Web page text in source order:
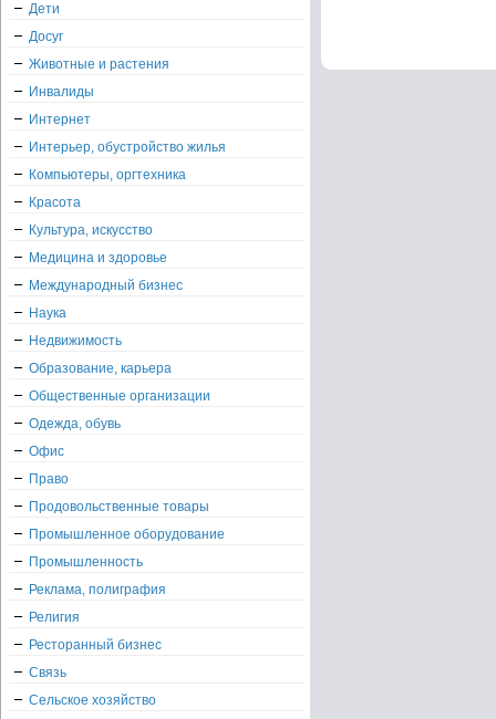
Дети
Досуг
Животные и растения
Инвалиды
Интернет
Интерьер, обустройство жилья
Компьютеры, оргтехника
Красота
Культура, искусство
Медицина и здоровье
Международный бизнес
Наука
Недвижимость
Образование, карьера
Общественные организации
Одежда, обувь
Офис
Право
Продовольственные товары
Промышленное оборудование
Промышленность
Реклама, полиграфия
Религия
Ресторанный бизнес
Связь
Сельское хозяйство